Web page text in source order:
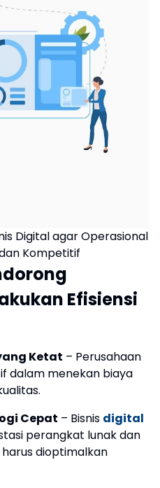
Digital agar Operasional
Kompetitif
Efisiensi
Ketat – Perusahaan
dalam menekan biaya
Cepat – Bisnis digital
perangkat lunak dan
dioptimalkan